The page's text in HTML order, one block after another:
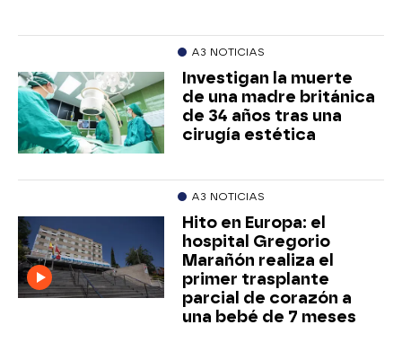
A3 NOTICIAS
Investigan la muerte
de una madre británica
de 34 años tras una
cirugía estética
A3 NOTICIAS
Hito en Europa: el
hospital Gregorio
Marañón realiza el
primer trasplante
parcial de corazón a
una bebé de 7 meses